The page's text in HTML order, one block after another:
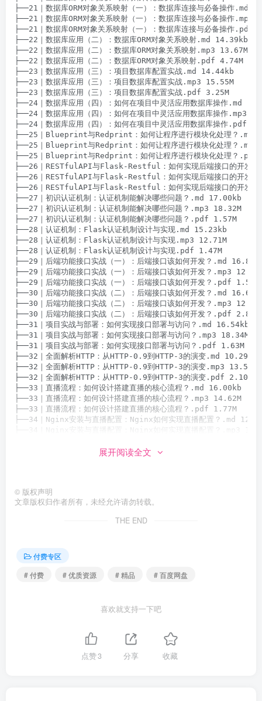
├──21｜数据库ORM对象关系映射（一）：数据库连接与必备操作.md
├──21｜数据库ORM对象关系映射（一）：数据库连接与必备操作.mp3
├──21｜数据库ORM对象关系映射（一）：数据库连接与必备操作.pdf
├──22｜数据库应用（二）：数据库ORM对象关系映射.md 14.39kb
├──22｜数据库应用（二）：数据库ORM对象关系映射.mp3 13.67M
├──22｜数据库应用（二）：数据库ORM对象关系映射.pdf 4.74M
├──23｜数据库应用（三）：项目数据库配置实战.md 14.44kb
├──23｜数据库应用（三）：项目数据库配置实战.mp3 15.55M
├──23｜数据库应用（三）：项目数据库配置实战.pdf 3.25M
├──24｜数据库应用（四）：如何在项目中灵活应用数据库操作.md
├──24｜数据库应用（四）：如何在项目中灵活应用数据库操作.mp3
├──24｜数据库应用（四）：如何在项目中灵活应用数据库操作.pdf
├──25｜Blueprint与Redprint：如何让程序进行模块化处理？.md
├──25｜Blueprint与Redprint：如何让程序进行模块化处理？
├──25｜Blueprint与Redprint：如何让程序进行模块化处理？.pdf
├──26｜RESTfulAPI与Flask-Restful：如何实现后端接口的开发
├──26｜RESTfulAPI与Flask-Restful：如何实现后端接口的开发
├──26｜RESTfulAPI与Flask-Restful：如何实现后端接口的开发
├──27｜初识认证机制：认证机制能解决哪些问题？.md 17.00kb
├──27｜初识认证机制：认证机制能解决哪些问题？.mp3 18.32M
├──27｜初识认证机制：认证机制能解决哪些问题？.pdf 1.57M
├──28｜认证机制：Flask认证机制设计与实现.md 15.23kb
├──28｜认证机制：Flask认证机制设计与实现.mp3 12.71M
├──28｜认证机制：Flask认证机制设计与实现.pdf 1.47M
├──29｜后端功能接口实战（一）：后端接口该如何开发？.md
├──29｜后端功能接口实战（一）：后端接口该如何开发？.mp3
├──29｜后端功能接口实战（一）：后端接口该如何开发？.pdf 1.54M
├──30｜后端功能接口实战（二）：后端接口该如何开发？.md
├──30｜后端功能接口实战（二）：后端接口该如何开发？.mp3
├──30｜后端功能接口实战（二）：后端接口该如何开发？.pdf 2.87M
├──31｜项目实战与部署：如何实现接口部署与访问？.md 16.54kb
├──31｜项目实战与部署：如何实现接口部署与访问？.mp3 18.34M
├──31｜项目实战与部署：如何实现接口部署与访问？.pdf 1.63M
├──32｜全面解析HTTP：从HTTP-0.9到HTTP-3的演变.md 10.29kb
├──32｜全面解析HTTP：从HTTP-0.9到HTTP-3的演变.mp3 13.58M
├──32｜全面解析HTTP：从HTTP-0.9到HTTP-3的演变.pdf 2.10M
├──33｜直播流程：如何设计搭建直播的核心流程？.md 16.00kb
├──33｜直播流程：如何设计搭建直播的核心流程？.mp3 14.62M
├──33｜直播流程：如何设计搭建直播的核心流程？.pdf 1.77M
├──34｜Nginx安装与直播配置：Nginx如何实现直播配置？.md
├──34｜Nginx安装与直播配置：Nginx如何实现直播配置？.mp3
├──35｜RTMP协议与NRM搭建：如何使用NRM支持HLS协议直播？.md
├──36｜推拉流、串流码与控制器：实现录制与停止直播流.mp3
├──36｜推拉流、串流码与控制器：实现录制与停止直播流.pdf 7.45M
├──37｜直播完整实现：使用Nginx-rtmp-module配置RTMP直播服
├──38｜回顾总结：前后端知识体系全景回顾.mp3 11.01M
├──结束语｜在技术的浪潮中，成为奔腾不息的后浪.md 6.73kb
├──开篇词｜打通前后端技术，玩转视频平台.md 9.77kb
├──开篇词｜打通前后端技术，玩转视频平台.pdf 7.40M
├──期末测试｜来赴一场满分之约！.md 0.73kb
└──期末测试｜来赴一场满分之约！.pdf 385.04kb
展开阅读全文
© 版权声明
文章版权归作者所有，未经允许请勿转载。
THE END
付费专区
# 付费
# 优质资源 # 精品 # 百度网盘
喜欢就支持一下吧
点赞3 分享 收藏